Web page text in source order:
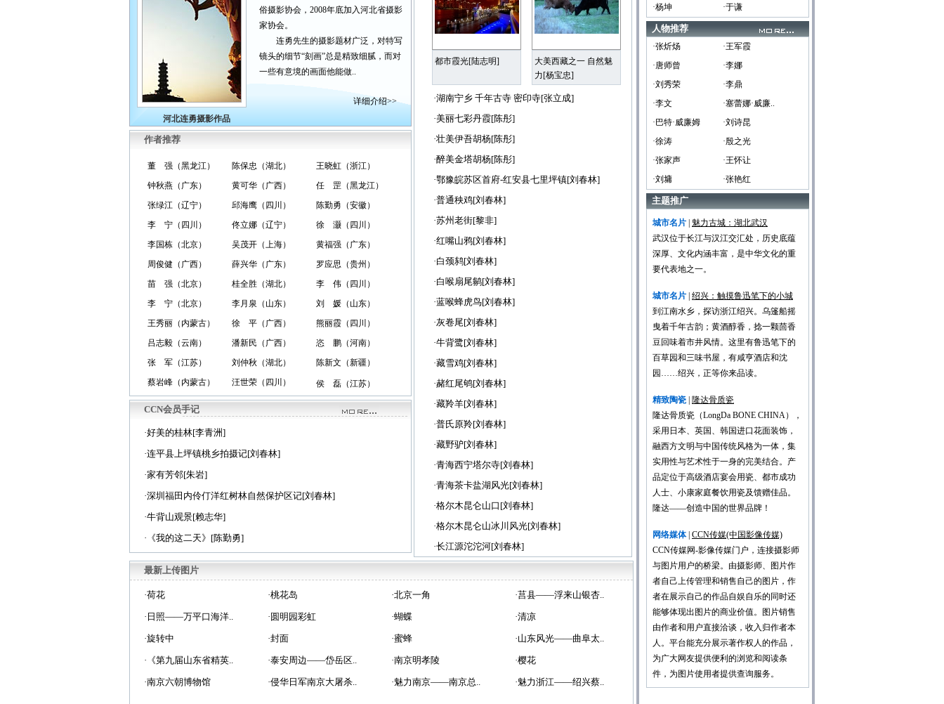
河北连勇摄影作品
俗摄影协会，2008年底加入河北省摄影
家协会。
连勇先生的摄影题材广泛，对特写
镜头的细节“刻画”总是精致细腻，而对
一些有意境的画面他能做..
详细介绍>>
作者推荐
董 强（黑龙江） 陈保忠（湖北）
王晓虹（浙江）
钟秋燕（广东）
黄可华（广西）
任 罡（黑龙江）
张绿江（辽宁）
邱海鹰（四川）
陈勤勇（安徽）
李 宁（四川）
佟立娜（辽宁）
徐 灏（四川）
李国栋（北京）
吴茂开（上海）
黄福强（广东）
周俊健（广西）
薛兴华（广东）
罗应思（贵州）
苗 强（北京）
桂全胜（湖北）
李 伟（四川）
李 宁（北京）
李月泉（山东）
刘 媛（山东）
王秀丽（内蒙古）
徐 平（广西）
熊丽霞（四川）
吕志毅（云南）
潘新民（广西）
恣 鹏（河南）
张 军（江苏）
刘仲秋（湖北）
陈新文（新疆）
蔡岩峰（内蒙古）
汪世荣（四川） 侯 磊（江苏）
CCN会员手记
·好美的桂林[李青洲]
·连平县上坪镇桃乡拍摄记[刘春林]
·家有芳邻[朱岩]
·深圳福田内伶仃洋红树林自然保护区记[刘春林]
·牛背山观景[赖志华]
· 《我的这二天》[陈勤勇]
大美西藏之一 自然魅
力[杨宝忠]
都市霞光[陆志明]
·湖南宁乡 千年古寺 密印寺[张立成]
·美丽七彩丹霞[陈彤]
·壮美伊吾胡杨[陈彤]
·醉美金塔胡杨[陈彤]
·鄂豫皖苏区首府-红安县七里坪镇[刘春林]
·普通秧鸡[刘春林]
·苏州老街[黎非]
·红嘴山鸦[刘春林]
·白颈鸫[刘春林]
·白喉扇尾鹟[刘春林]
·蓝喉蜂虎鸟[刘春林]
·灰卷尾[刘春林]
·牛背鹭[刘春林]
·藏雪鸡[刘春林]
·赭红尾鸲[刘春林]
·藏羚羊[刘春林]
·普氏原羚[刘春林]
·藏野驴[刘春林]
·青海西宁塔尔寺[刘春林]
·青海茶卡盐湖风光[刘春林]
·格尔木昆仑山口[刘春林]
·格尔木昆仑山冰川风光[刘春林]
·长江源沱沱河[刘春林]
最新上传图片
·荷花 ·桃花岛 ·北京一角 ·莒县——浮来山银杏..
· 日照——万平口海洋.. · 圆明园彩虹 ·蝴蝶 ·清凉
·旋转中 ·封面 ·蜜蜂 ·山东风光——曲阜太..
· 《第九届山东省精英.. ·泰安周边——岱岳区.. ·南京明孝陵 ·樱花
·南京六朝博物馆 ·侵华日军南京大屠杀.. ·魅力南京——南京总.. ·魅力浙江——绍兴蔡..
·杨坤
·于谦
人物推荐
·张炘炀
·王军霞
·唐师曾
·李娜
·刘秀荣
·李鼎
·李文
·塞蕾娜·威廉..
·巴特·威廉姆
·刘诗昆
·徐涛
·殷之光
·张家声
·王怀让
·刘墉
·张艳红
主题推广
城市名片
魅力古城：湖北武汉
武汉位于长江与汉江交汇处，历史底蕴
深厚、文化内涵丰富，是中华文化的重
要代表地之一。
城市名片 绍兴：触摸鲁迅笔下的小城
到江南水乡，探访浙江绍兴。乌篷船摇
曳着千年古韵；黄酒醇香，捻一颗茴香
豆回味着市井风情。这里有鲁迅笔下的
百草园和三味书屋，有咸亨酒店和沈
园……绍兴，正等你来品读。
精致陶瓷
隆达骨质瓷
隆达骨质瓷（LongDa BONE CHINA），
采用日本、英国、韩国进口花面装饰，
融西方文明与中国传统风格为一体，集
实用性与艺术性于一身的完美结合。产
品定位于高级酒店宴会用瓷、都市成功
人士、小康家庭餐饮用瓷及馈赠佳品。
隆达——创造中国的世界品牌！
网络媒体| CCN传媒(中国影像传媒)
CCN传媒网-影像传媒门户，连接摄影师
与图片用户的桥梁。由摄影师、图片作
者自己上传管理和销售自己的图片，作
者在展示自己的作品自娱自乐的同时还
能够体现出图片的商业价值。图片销售
由作者和用户直接洽谈，收入归作者本
人。平台能充分展示著作权人的作品，
为广大网友提供便利的浏览和阅读条
件，为图片使用者提供查询服务。